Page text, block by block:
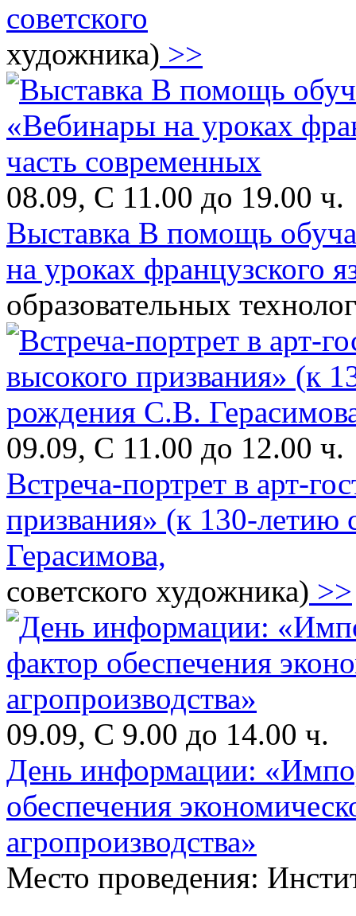
советского
художника) >>
08.09, С 11.00 до 19.00 ч.
Выставка В помощь
на уроках французского
образовательных
09.09, С 11.00 до 12.00 ч.
Встреча-портрет в арт-
призвания» (к 130-
Герасимова,
советского художника) >>
09.09, С 9.00 до 14.00 ч.
День информации:
обеспечения
агропроизводства»
Место проведения: